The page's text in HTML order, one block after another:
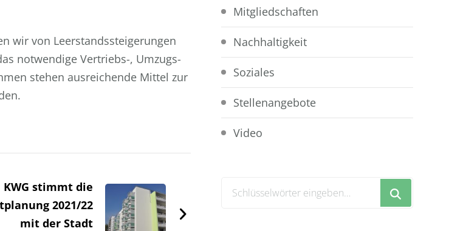
wir von Leerstandssteigerungen
notwendige Vertriebs-, Umzugs-
stehen ausreichende Mittel zur
KWG stimmt die
2021/22
mit der Stadt
Mitgliedschaften
Nachhaltigkeit
Soziales
Stellenangebote
Video
Suchst